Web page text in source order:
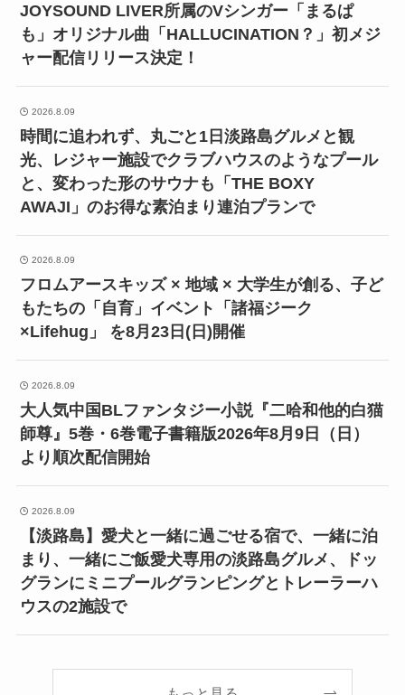
JOYSOUND LIVER所属のVシンガー「まるぱ
も」オリジナル曲「HALLUCINATION？」初メジ
ャー配信リリース決定！
2026.8.09
時間に追われず、丸ごと1日淡路島グルメと観
光、レジャー施設でクラブハウスのようなプール
と、変わった形のサウナも「THE BOXY
AWAJI」のお得な素泊まり連泊プランで
2026.8.09
フロムアースキッズ × 地域 × 大学生が創る、子ど
もたちの「自育」イベント「諸福ジーク
×Lifehug」 を8月23日(日)開催
2026.8.09
大人気中国BLファンタジー小説『二哈和他的白猫
師尊』5巻・6巻電子書籍版2026年8月9日（日）
より順次配信開始
2026.8.09
【淡路島】愛犬と一緒に過ごせる宿で、一緒に泊
まり、一緒にご飯愛犬専用の淡路島グルメ、ドッ
グランにミニプールグランピングとトレーラーハ
ウスの2施設で